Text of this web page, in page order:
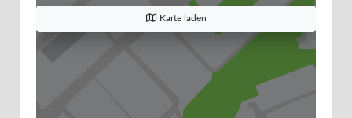
Karte laden